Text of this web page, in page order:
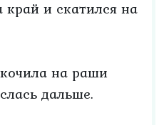
край и скатился на
на раши
дальше.